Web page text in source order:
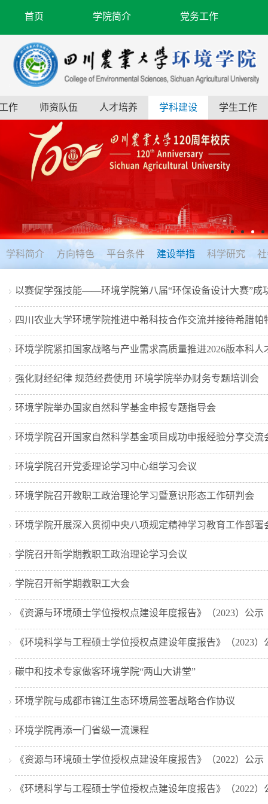
首页 学院简介 党务工作
作 师资队伍 人才培养 学科建设 学生工作
学科简介 方向特色 平台条件 建设举措 科学研究
以赛促学强技能——环境学院第八届“环保设备设计大赛”成
四川农业大学环境学院推进中希科技合作交流并接待希腊帕
环境学院紧扣国家战略与产业需求高质量推进2026版本科人
强化财经纪律 规范经费使用 环境学院举办财务专题培训会
环境学院举办国家自然科学基金申报专题指导会
环境学院召开国家自然科学基金项目成功申报经验分享交流
环境学院召开党委理论学习中心组学习会议
环境学院召开教职工政治理论学习暨意识形态工作研判会
环境学院开展深入贯彻中央八项规定精神学习教育工作部署
学院召开新学期教职工政治理论学习会议
学院召开新学期教职工大会
《资源与环境硕士学位授权点建设年度报告》（2023）公示
《环境科学与工程硕士学位授权点建设年度报告》（2023）
碳中和技术专家做客环境学院“两山大讲堂”
环境学院与成都市锦江生态环境局签署战略合作协议
环境学院再添一门省级一流课程
《资源与环境硕士学位授权点建设年度报告》（2022）公示
《环境科学与工程硕士学位授权点建设年度报告》（2022）